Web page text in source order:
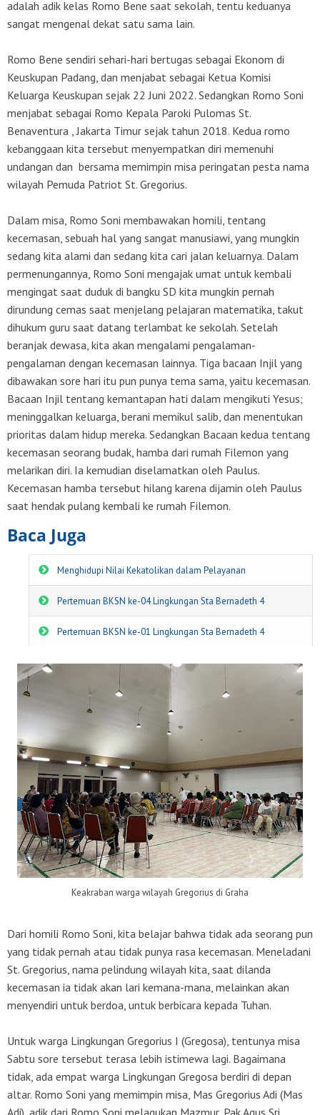
adalah adik kelas Romo Bene saat sekolah, tentu keduanya
sangat mengenal dekat satu sama lain.
Romo Bene sendiri sehari-hari bertugas sebagai Ekonom di
Keuskupan Padang, dan menjabat sebagai Ketua Komisi
Keluarga Keuskupan sejak 22 Juni 2022. Sedangkan Romo Soni
menjabat sebagai Romo Kepala Paroki Pulomas St.
Benaventura , Jakarta Timur sejak tahun 2018. Kedua romo
kebanggaan kita tersebut menyempatkan diri memenuhi
undangan dan bersama memimpin misa peringatan pesta nama
wilayah Pemuda Patriot St. Gregorius.
Dalam misa, Romo Soni membawakan homili, tentang
kecemasan, sebuah hal yang sangat manusiawi, yang mungkin
sedang kita alami dan sedang kita cari jalan keluarnya. Dalam
permenungannya, Romo Soni mengajak umat untuk kembali
mengingat saat duduk di bangku SD kita mungkin pernah
dirundung cemas saat menjelang pelajaran matematika, takut
dihukum guru saat datang terlambat ke sekolah. Setelah
beranjak dewasa, kita akan mengalami pengalaman-
pengalaman dengan kecemasan lainnya. Tiga bacaan Injil yang
dibawakan sore hari itu pun punya tema sama, yaitu kecemasan.
Bacaan Injil tentang kemantapan hati dalam mengikuti Yesus;
meninggalkan keluarga, berani memikul salib, dan menentukan
prioritas dalam hidup mereka. Sedangkan Bacaan kedua tentang
kecemasan seorang budak, hamba dari rumah Filemon yang
melarikan diri. Ia kemudian diselamatkan oleh Paulus.
Kecemasan hamba tersebut hilang karena dijamin oleh Paulus
saat hendak pulang kembali ke rumah Filemon.
Baca Juga
Menghidupi Nilai Kekatolikan dalam Pelayanan
Pertemuan BKSN ke-04 Lingkungan Sta Bernadeth 4
Pertemuan BKSN ke-01 Lingkungan Sta Bernadeth 4
Keakraban warga wilayah Gregorius di Graha
Dari homili Romo Soni, kita belajar bahwa tidak ada seorang pun
yang tidak pernah atau tidak punya rasa kecemasan. Meneladani
St. Gregorius, nama pelindung wilayah kita, saat dilanda
kecemasan ia tidak akan lari kemana-mana, melainkan akan
menyendiri untuk berdoa, untuk berbicara kepada Tuhan.
Untuk warga Lingkungan Gregorius I (Gregosa), tentunya misa
Sabtu sore tersebut terasa lebih istimewa lagi. Bagaimana
tidak, ada empat warga Lingkungan Gregosa berdiri di depan
altar. Romo Soni yang memimpin misa, Mas Gregorius Adi (Mas